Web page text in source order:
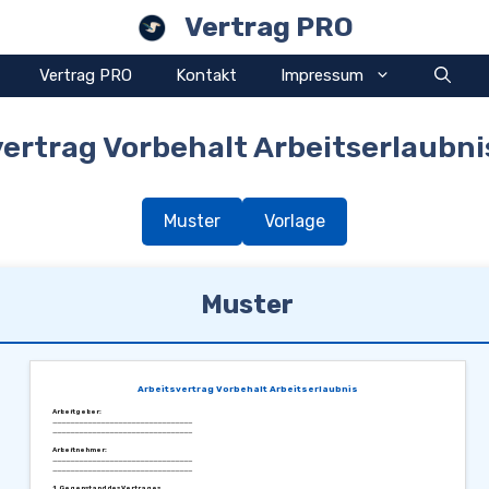
Vertrag PRO
Vertrag PRO Kontakt Impressum
Vorbehalt
Muster Vorlage
Muster
Arbeitsvertrag Vorbehalt Arbeitserlaubnis
Arbeitgeber:
________________________________
________________________________
Arbeitnehmer:
________________________________
________________________________